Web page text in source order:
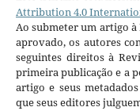
Attribution 4.0
Ao submeter um artigo à
aprovado, os autores
seguintes direitos à
primeira publicação e a
artigo e seus
que seus editores